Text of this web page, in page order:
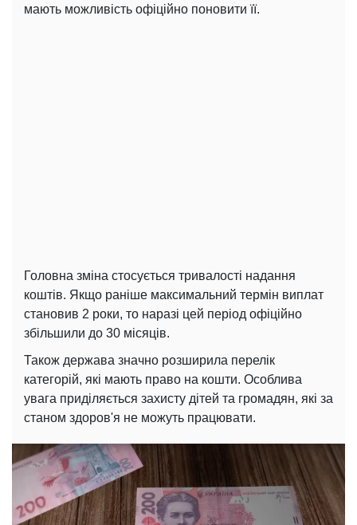
мають можливість офіційно поновити її.
Головна зміна стосується тривалості надання
коштів. Якщо раніше максимальний термін виплат
становив 2 роки, то наразі цей період офіційно
збільшили до 30 місяців.
Також держава значно розширила перелік
категорій, які мають право на кошти. Особлива
увага приділяється захисту дітей та громадян, які за
станом здоров'я не можуть працювати.